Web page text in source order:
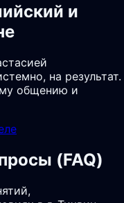
и
на результат.
общению и
(FAQ)